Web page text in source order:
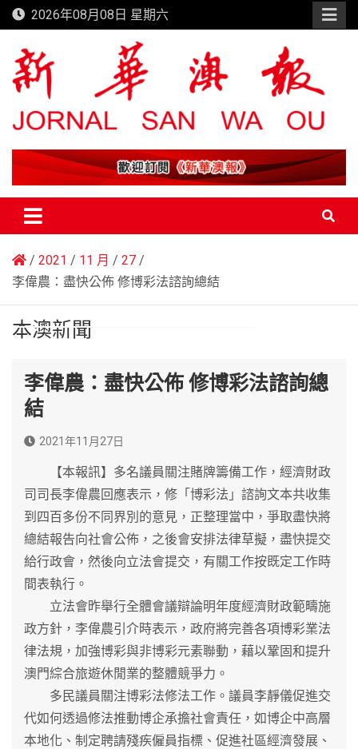
Skip
to
content
2026年08月08日 星期六
新華澳報
2021 11 月
27
李偉農：盡快公佈 修博彩法諮詢總結
本澳新聞
李偉農：盡快公佈 修博彩法諮詢總
結
2021年11月27日
【本報訊】多名議員關注賭牌籌備工作，經濟財政
司司長李偉農回應表示，修「博彩法」諮詢文本共收集
到四百多份不同界別的意見，正整理當中，爭取盡快將
總結報告向社會公佈，之後會安排法律草擬，盡快提交
給行政會，然後向立法會提交，有關工作按既定工作時
間表執行。
立法會昨舉行全體會議辯論明年度經濟財政範疇施
政方針，李偉農引介時表示，政府將完善各項博彩業法
律法規，加強博彩與非博彩元素聯動，藉以鞏固和提升
澳門綜合旅遊休閒業的整體競爭力。
多民議員關注博彩法修法工作。議員李靜儀促進交
代如何透過修法推動博企承擔社會責任，如博企中高層
本地化、制定聘請殘疾僱員指標、促進社區經濟發展、